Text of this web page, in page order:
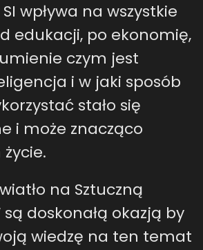
wpływa na wszystkie
edukacji, po ekonomię,
czym jest
i w jaki sposób
stało się
i może znacząco
na Sztuczną
doskonałą okazją by
wiedzę na ten temat